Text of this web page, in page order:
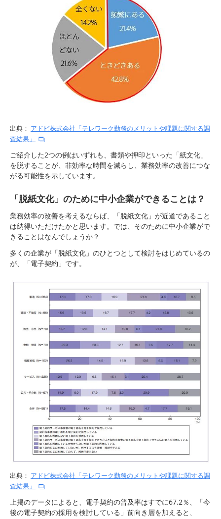
出典： アドビ株式会社「テレワーク勤務のメリットや課題に関する調
査結果」
ご紹介した2つの例はいずれも、書類や押印といった「紙文化」
を脱することが、非効率な時間を減らし、業務効率の改善につな
がる可能性を示しています。
「脱紙文化」のために中小企業ができることは？
業務効率の改善を考えるならば、「脱紙文化」が近道であること
は納得いただけたかと思います。では、そのために中小企業がで
きることはなんでしょうか？
多くの企業が「脱紙文化」のひとつとして検討をはじめているの
が、「電子契約」です。
出典： アドビ株式会社「テレワーク勤務のメリットや課題に関する調
査結果」
上掲のデータによると、電子契約の普及率はすでに67.2％、「今
後の電子契約の採用を検討している」前向き層を加えると、